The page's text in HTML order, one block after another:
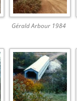
Gérald Arbour 1984